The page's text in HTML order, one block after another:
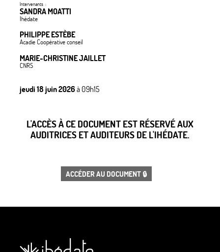
Intervenants :
SANDRA MOATTI
Ihédate
PHILIPPE ESTÈBE
Acadie Coopérative conseil
MARIE-CHRISTINE JAILLET
CNRS
jeudi 18 juin 2026à 09h15
L'ACCÈS À CE DOCUMENT EST RÉSERVÉ AUX
AUDITRICES ET AUDITEURS DE L'IHÉDATE.
ACCÉDER AU DOCUMENT 🔒